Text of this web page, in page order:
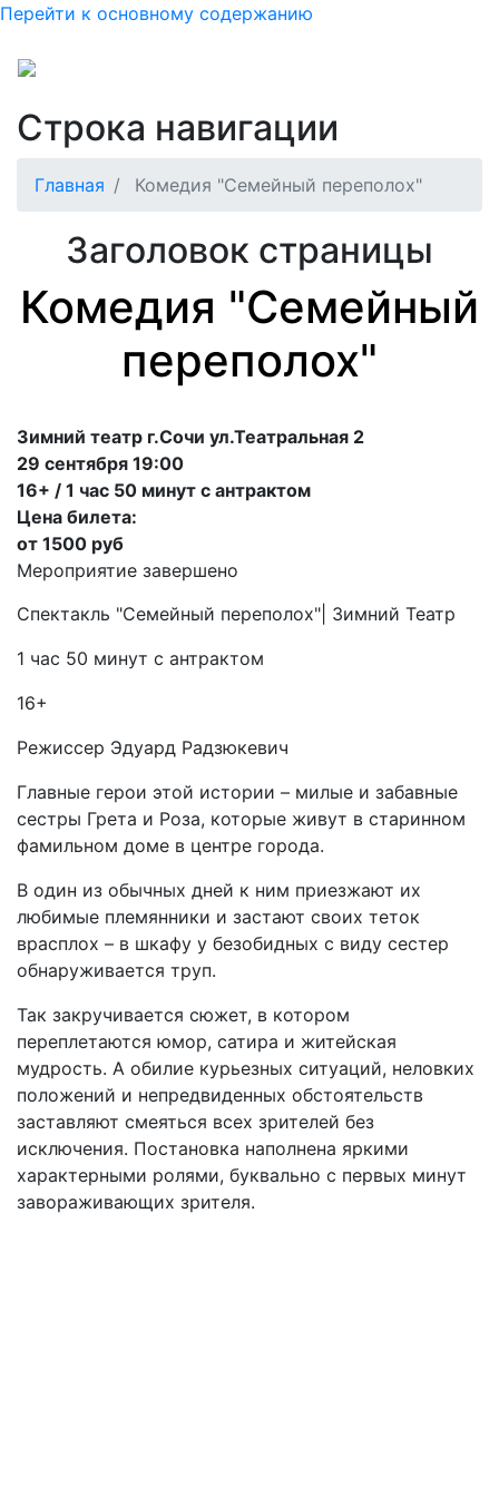
Перейти к основному содержанию
Строка навигации
Главная Комедия "Семейный переполох"
Заголовок страницы
Комедия "Семейный
переполох"
Зимний театр г.Сочи ул.Театральная 2
29 сентября 19:00
16+ / 1 час 50 минут с антрактом
Цена билета:
от 1500 руб
Мероприятие завершено
Спектакль "Семейный переполох"| Зимний Театр
1 час 50 минут с антрактом
16+
Режиссер Эдуард Радзюкевич
Главные герои этой истории – милые и забавные
сестры Грета и Роза, которые живут в старинном
фамильном доме в центре города.
В один из обычных дней к ним приезжают их
любимые племянники и застают своих теток
врасплох – в шкафу у безобидных с виду сестер
обнаруживается труп.
Так закручивается сюжет, в котором
переплетаются юмор, сатира и житейская
мудрость. А обилие курьезных ситуаций, неловких
положений и непредвиденных обстоятельств
заставляют смеяться всех зрителей без
исключения. Постановка наполнена яркими
характерными ролями, буквально с первых минут
завораживающих зрителя.